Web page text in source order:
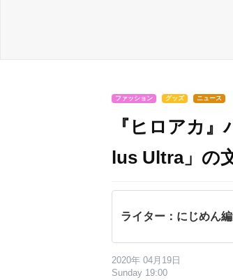
ファッション グッズ ニュース
『ヒロアカ
lus Ultra」の
ライター：にじめん
2020年 04月19日
Sunday 19:00